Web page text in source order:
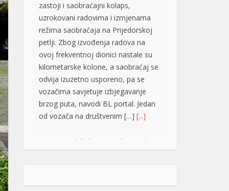
zastoji i saobraćajni kolaps,
uzrokovani radovima i izmjenama
režima saobraćaja na Prijedorskoj
petlji. Zbog izvođenja radova na
ovoj frekventnoj dionici nastale su
kilometarske kolone, a saobraćaj se
odvija izuzetno usporeno, pa se
vozačima savjetuje izbjegavanje
brzog puta, navodi BL portal. Jedan
od vozača na društvenim […] [...]
Pripremite kišobrane: Nakon vrelog
dana stižu pljuskovi i grmljavina